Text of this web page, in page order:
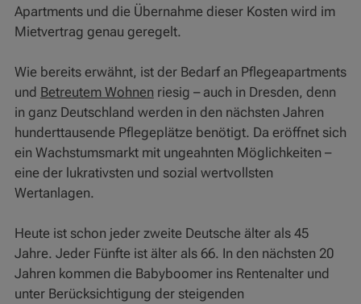
Apartments und die Übernahme dieser Kosten wird im
Mietvertrag genau geregelt.
Wie bereits erwähnt, ist der Bedarf an Pflegeapartments
und Betreutem Wohnen riesig – auch in Dresden, denn
in ganz Deutschland werden in den nächsten Jahren
hunderttausende Pflegeplätze benötigt. Da eröffnet sich
ein Wachstumsmarkt mit ungeahnten Möglichkeiten –
eine der lukrativsten und sozial wertvollsten
Wertanlagen.
Heute ist schon jeder zweite Deutsche älter als 45
Jahre. Jeder Fünfte ist älter als 66. In den nächsten 20
Jahren kommen die Babyboomer ins Rentenalter und
unter Berücksichtigung der steigenden